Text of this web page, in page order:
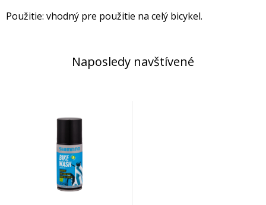
Použitie: vhodný pre použitie na celý bicykel.
Naposledy navštívené